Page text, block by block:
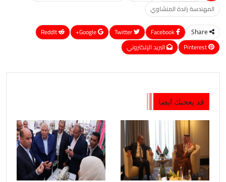
المهندسة راندة المنشاوي
Share
Google+
ReddIt
Pinterest
البريد الإلكتروني
قد يعجبك ايضا